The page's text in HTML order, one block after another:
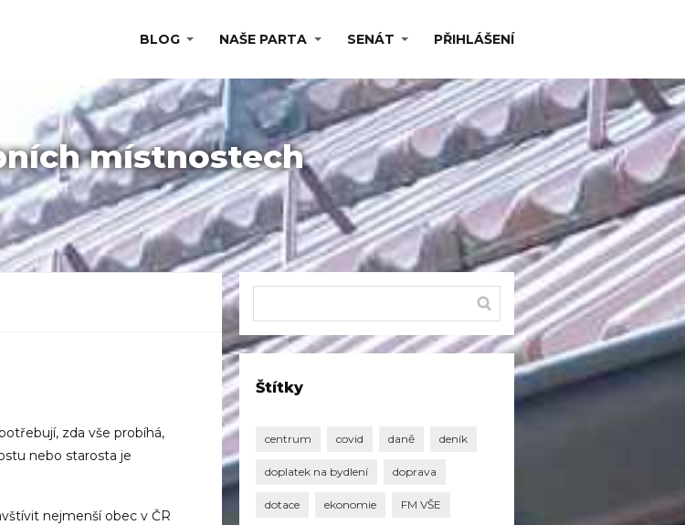
BLOG NAŠE PARTA SENÁT PŘIHLÁŠENÍ
místnostech
zda vše probíhá,
nebo starosta je
nejmenší obec v ČR
Štítky
centrum covid daně deník
doplatek na bydlení doprava
dotace ekonomie FM VŠE